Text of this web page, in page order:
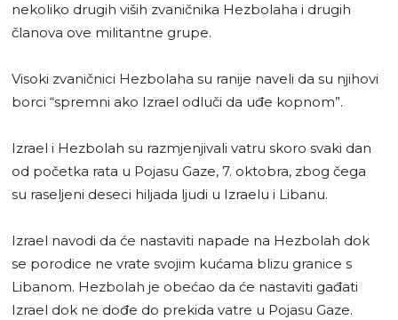
nekoliko drugih viših zvaničnika Hezbolaha i drugih
članova ove militantne grupe.
Visoki zvaničnici Hezbolaha su ranije naveli da su njihovi
borci “spremni ako Izrael odluči da uđe kopnom”.
Izrael i Hezbolah su razmjenjivali vatru skoro svaki dan
od početka rata u Pojasu Gaze, 7. oktobra, zbog čega
su raseljeni deseci hiljada ljudi u Izraelu i Libanu.
Izrael navodi da će nastaviti napade na Hezbolah dok
se porodice ne vrate svojim kućama blizu granice s
Libanom. Hezbolah je obećao da će nastaviti gađati
Izrael dok ne dođe do prekida vatre u Pojasu Gaze.